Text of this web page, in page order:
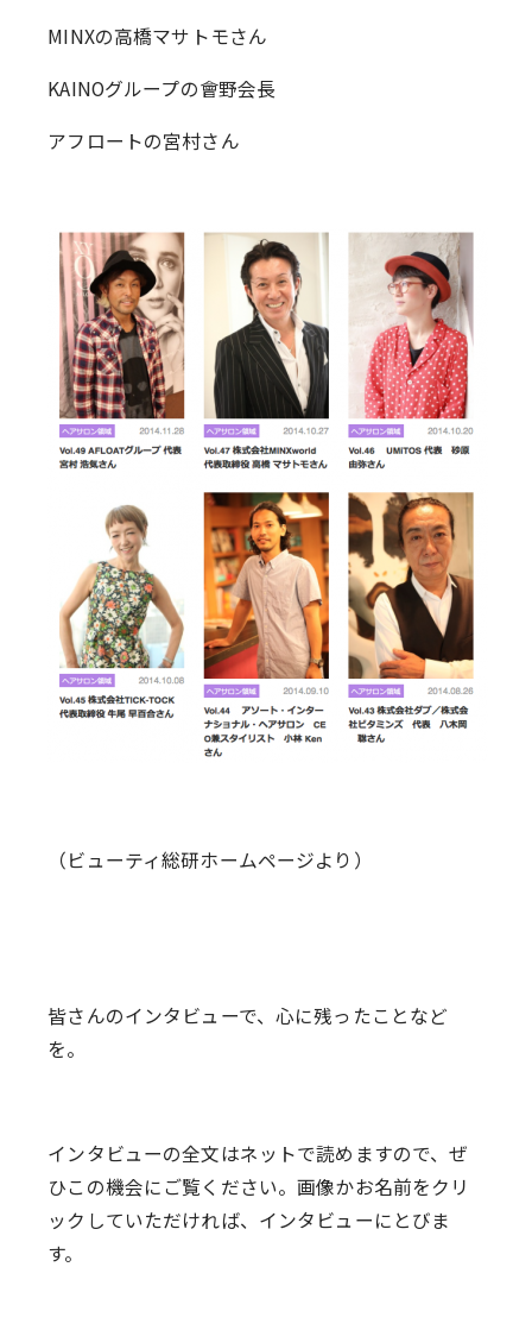
MINXの高橋マサトモさん
KAINOグループの會野会長
アフロートの宮村さん
（ビューティ総研ホームページより）
皆さんのインタビューで、心に残ったことなど
を。
インタビューの全文はネットで読めますので、ぜ
ひこの機会にご覧ください。画像かお名前をクリ
ックしていただければ、インタビューにとびま
す。